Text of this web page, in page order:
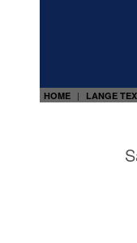
HOME | LANGE